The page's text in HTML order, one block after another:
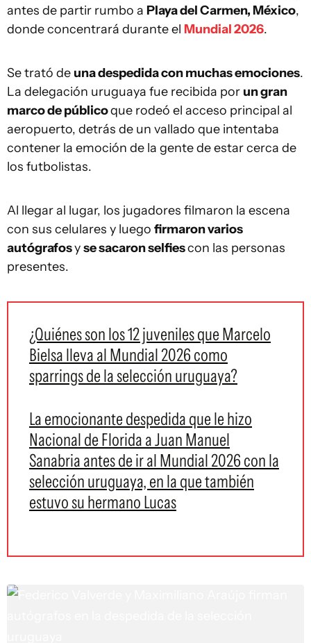
antes de partir rumbo a Playa del Carmen, México,
donde concentrará durante el Mundial 2026.
Se trató de una despedida con muchas emociones.
La delegación uruguaya fue recibida por un gran
marco de públicoque rodeó el acceso principal al
aeropuerto, detrás de un vallado que intentaba
contener la emoción de la gente de estar cerca de
los futbolistas.
Al llegar al lugar, los jugadores filmaron la escena
con sus celulares y luego firmaron varios
autógrafosyse sacaron selfiescon las personas
presentes.
¿Quiénes son los 12 juveniles que Marcelo
Bielsa lleva al Mundial 2026 como
sparrings de la selección uruguaya?
La emocionante despedida que le hizo
Nacional de Florida a Juan Manuel
Sanabria antes de ir al Mundial 2026 con la
selección uruguaya, en la que también
estuvo su hermano Lucas